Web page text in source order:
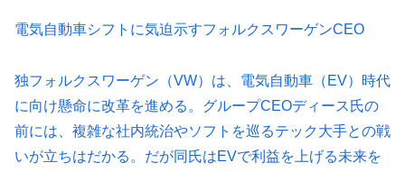
電気自動車シフトに気迫示すフォルクスワーゲンCEO
独フォルクスワーゲン（VW）は、電気自動車（EV）時代
に向け懸命に改革を進める。グループCEOディース氏の
前には、複雑な社内統治やソフトを巡るテック大手との戦
いが立ちはだかる。だが同氏はEVで利益を上げる未来を